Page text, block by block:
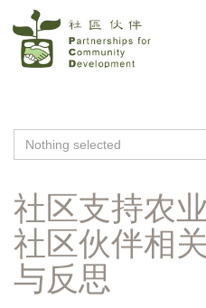
转
Nothing selected
社区支持农
社区伙伴相
与反思